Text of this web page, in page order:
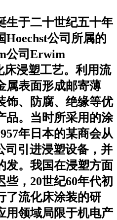
生于二十世纪五十年
Hoechst公司所属的
公司Erwim
床浸塑工艺。利用流
属表面形成邮寄薄
饰、防腐、绝缘等优
品。当时所采用的涂
年日本的某商会从
司引进浸塑设备，并
发。我国在浸塑方面
，20世纪60年代初
了流化床涂装的研
用领域局限于机电产